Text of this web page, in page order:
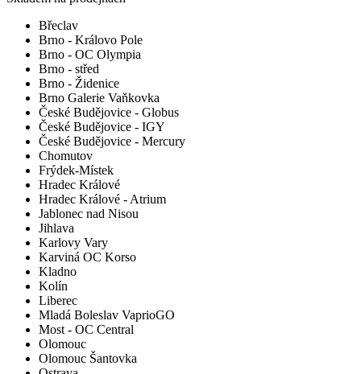
Břeclav
Brno - Královo Pole
Brno - OC Olympia
Brno - střed
Brno - Židenice
Brno Galerie Vaňkovka
České Budějovice - Globus
České Budějovice - IGY
České Budějovice - Mercury
Chomutov
Frýdek-Místek
Hradec Králové
Hradec Králové - Atrium
Jablonec nad Nisou
Jihlava
Karlovy Vary
Karviná OC Korso
Kladno
Kolín
Liberec
Mladá Boleslav VaprioGO
Most - OC Central
Olomouc
Olomouc Šantovka